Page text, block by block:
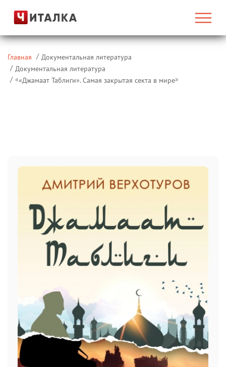
Главная
Документальная литература
Документальная литература
««Джамаат Таблиги». Самая закрытая секта в мире»